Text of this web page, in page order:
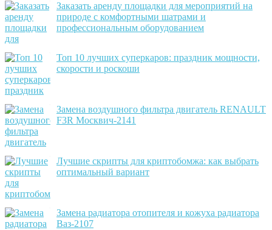
Заказать аренду площадки для мероприятий на
природе с комфортными шатрами и
профессиональным оборудованием
Топ 10 лучших суперкаров: праздник мощности,
скорости и роскоши
Замена воздушного фильтра двигатель RENAULT
F3R Москвич-2141
Лучшие скрипты для криптобомжа: как выбрать
оптимальный вариант
Замена радиатора отопителя и кожуха радиатора
Ваз-2107